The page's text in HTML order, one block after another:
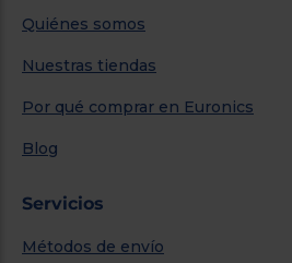
Quiénes somos
Nuestras tiendas
Por qué comprar en Euronics
Blog
Servicios
Métodos de envío